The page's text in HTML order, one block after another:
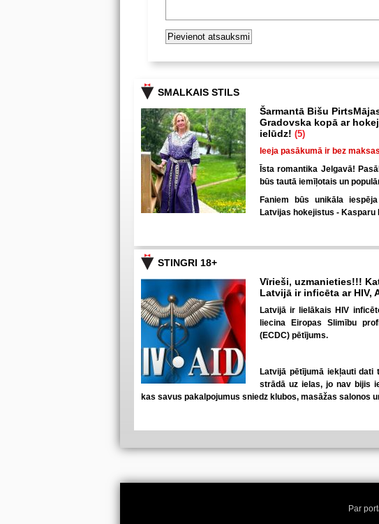
SMALKAIS STILS
Šarmantā Bišu
Gradovska kopā ar
ielūdz! (5)
Ieeja pasākumā ir bez
Īsta romantika Jelgavā!
būs tautā iemīļotais un
Faniem būs unikāla
Latvijas hokejistus - Kasparu
STINGRI 18+
Vīrieši, uzmanieties!!!
Latvijā ir inficēta ar HIV,
Latvijā ir lielākais HIV
liecina Eiropas Slimību
(ECDC) pētījums.
Latvijā pētījumā iekļauti dati
strādā uz ielas, jo nav bijis
kas savus pakalpojumus sniedz klubos, masāžas salonos
Par